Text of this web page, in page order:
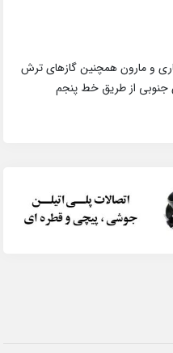
و مارون همچنین گازهای ترش
جنوبی از طریق خط پنجم